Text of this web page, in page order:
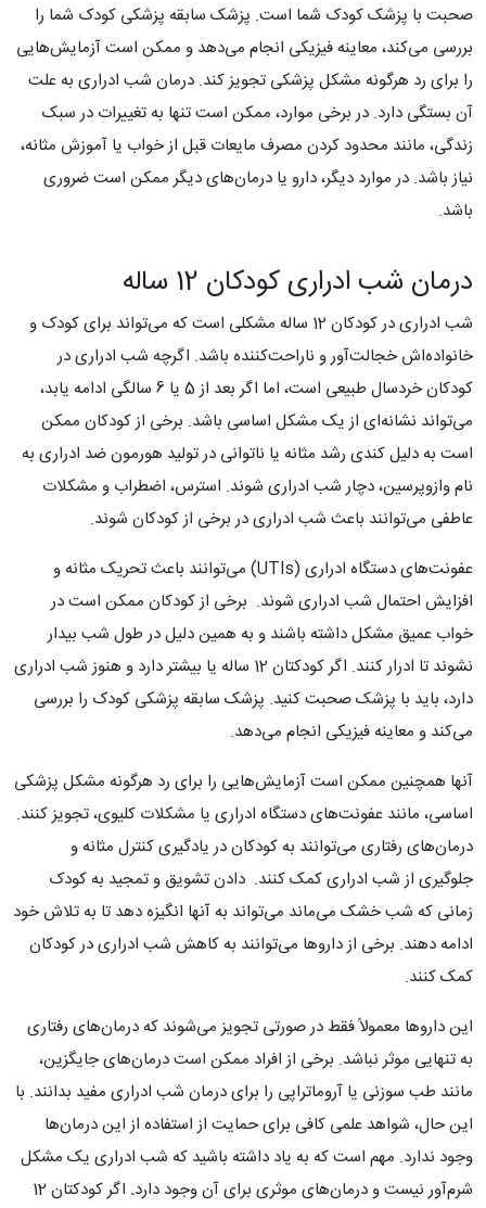
صحبت با پزشک کودک شما است. پزشک سابقه پزشکی کودک شما را
بررسی می‌کند، معاینه فیزیکی انجام می‌دهد و ممکن است آزمایش‌هایی
را برای رد هرگونه مشکل پزشکی تجویز کند. درمان شب ادراری به علت
آن بستگی دارد. در برخی موارد، ممکن است تنها به تغییرات در سبک
زندگی، مانند محدود کردن مصرف مایعات قبل از خواب یا آموزش مثانه،
نیاز باشد. در موارد دیگر، دارو یا درمان‌های دیگر ممکن است ضروری
باشد.
درمان شب ادراری کودکان 12 ساله
شب ادراری در کودکان 12 ساله مشکلی است که می‌تواند برای کودک و
خانواده‌اش خجالت‌آور و ناراحت‌کننده باشد. اگرچه شب ادراری در
کودکان خردسال طبیعی است، اما اگر بعد از 5 یا 6 سالگی ادامه یابد،
می‌تواند نشانه‌ای از یک مشکل اساسی باشد. برخی از کودکان ممکن
است به دلیل کندی رشد مثانه یا ناتوانی در تولید هورمون ضد ادراری به
نام وازوپرسین، دچار شب ادراری شوند. استرس، اضطراب و مشکلات
عاطفی می‌توانند باعث شب ادراری در برخی از کودکان شوند.
عفونت‌های دستگاه ادراری (UTIs) می‌توانند باعث تحریک مثانه و
افزایش احتمال شب ادراری شوند. برخی از کودکان ممکن است در
خواب عمیق مشکل داشته باشند و به همین دلیل در طول شب بیدار
نشوند تا ادرار کنند. اگر کودکتان 12 ساله یا بیشتر دارد و هنوز شب ادراری
دارد، باید با پزشک صحبت کنید. پزشک سابقه پزشکی کودک را بررسی
می‌کند و معاینه فیزیکی انجام می‌دهد.
آنها همچنین ممکن است آزمایش‌هایی را برای رد هرگونه مشکل پزشکی
اساسی، مانند عفونت‌های دستگاه ادراری یا مشکلات کلیوی، تجویز کنند.
درمان‌های رفتاری می‌توانند به کودکان در یادگیری کنترل مثانه و
جلوگیری از شب ادراری کمک کنند. دادن تشویق و تمجید به کودک
زمانی که شب خشک می‌ماند می‌تواند به آنها انگیزه دهد تا به تلاش خود
ادامه دهند. برخی از داروها می‌توانند به کاهش شب ادراری در کودکان
کمک کنند.
این داروها معمولاً فقط در صورتی تجویز می‌شوند که درمان‌های رفتاری
به تنهایی موثر نباشد. برخی از افراد ممکن است درمان‌های جایگزین،
مانند طب سوزنی یا آروماتراپی را برای درمان شب ادراری مفید بدانند. با
این حال، شواهد علمی کافی برای حمایت از استفاده از این درمان‌ها
وجود ندارد. مهم است که به یاد داشته باشید که شب ادراری یک مشکل
شرم‌آور نیست و درمان‌های موثری برای آن وجود دارد.
اگر کودکتان 12